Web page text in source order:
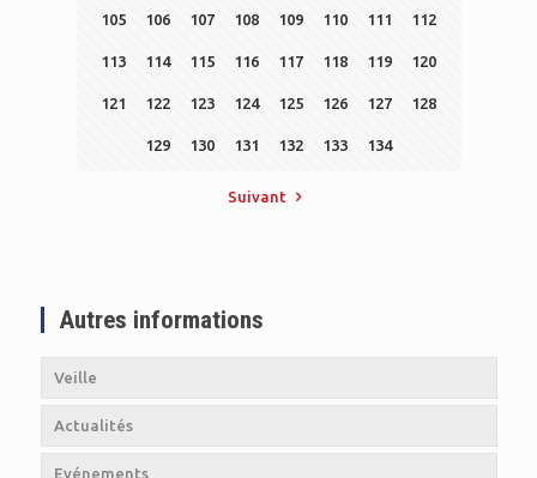
105 106 107 108 109 110 111 112
113 114 115 116 117 118 119 120
121 122 123 124 125 126 127 128
129 130 131 132 133 134
Suivant
Autres informations
Veille
Actualités
Evénements